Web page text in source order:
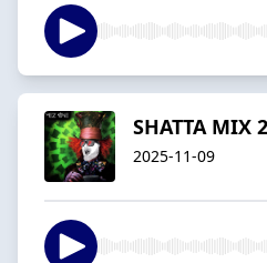
SHATTA MIX
2025-11-09